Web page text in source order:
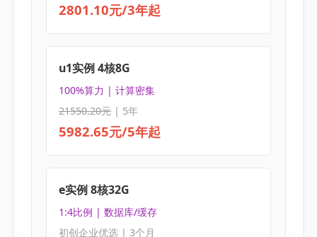
2801.10元/3年起
u1实例 4核8G
100%算力 | 计算密集
21550.20元| 5年
5982.65元/5年起
e实例 8核32G
1:4比例 | 数据库/缓存
初创企业优选 | 3个月